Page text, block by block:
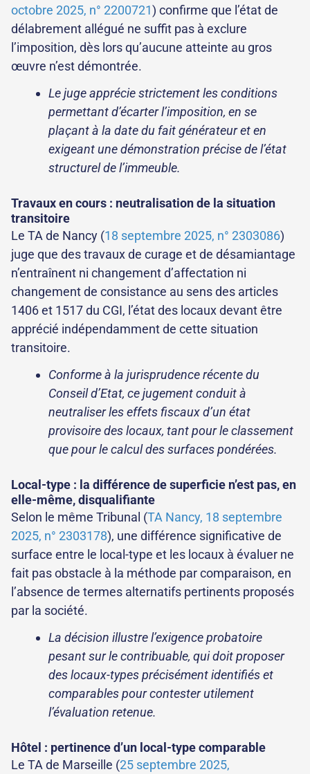
octobre 2025, n° 2200721) confirme que l’état de
délabrement allégué ne suffit pas à exclure
l’imposition, dès lors qu’aucune atteinte au gros
œuvre n’est démontrée.
Le juge apprécie strictement les conditions
permettant d’écarter l’imposition, en se
plaçant à la date du fait générateur et en
exigeant une démonstration précise de l’état
structurel de l’immeuble.
Travaux en cours : neutralisation de la situation
transitoire
Le TA de Nancy (18 septembre 2025, n° 2303086)
juge que des travaux de curage et de désamiantage
n’entraînent ni changement d’affectation ni
changement de consistance au sens des articles
1406 et 1517 du CGI, l’état des locaux devant être
apprécié indépendamment de cette situation
transitoire.
Conforme à la jurisprudence récente du
Conseil d’Etat, ce jugement conduit à
neutraliser les effets fiscaux d’un état
provisoire des locaux, tant pour le classement
que pour le calcul des surfaces pondérées.
Local-type : la différence de superficie n’est pas, en
elle-même, disqualifiante
Selon le même Tribunal (TA Nancy, 18 septembre
2025, n° 2303178), une différence significative de
surface entre le local-type et les locaux à évaluer ne
fait pas obstacle à la méthode par comparaison, en
l’absence de termes alternatifs pertinents proposés
par la société.
La décision illustre l’exigence probatoire
pesant sur le contribuable, qui doit proposer
des locaux-types précisément identifiés et
comparables pour contester utilement
l’évaluation retenue.
Hôtel : pertinence d’un local-type comparable
Le TA de Marseille (25 septembre 2025,